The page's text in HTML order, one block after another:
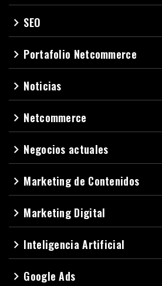
navigate_next SEO
navigate_next Portafolio Netcommerce
navigate_next Noticias
navigate_next Netcommerce
navigate_next Negocios actuales
navigate_next Marketing de Contenidos
navigate_next Marketing Digital
navigate_next Inteligencia Artificial
navigate_next Google Ads